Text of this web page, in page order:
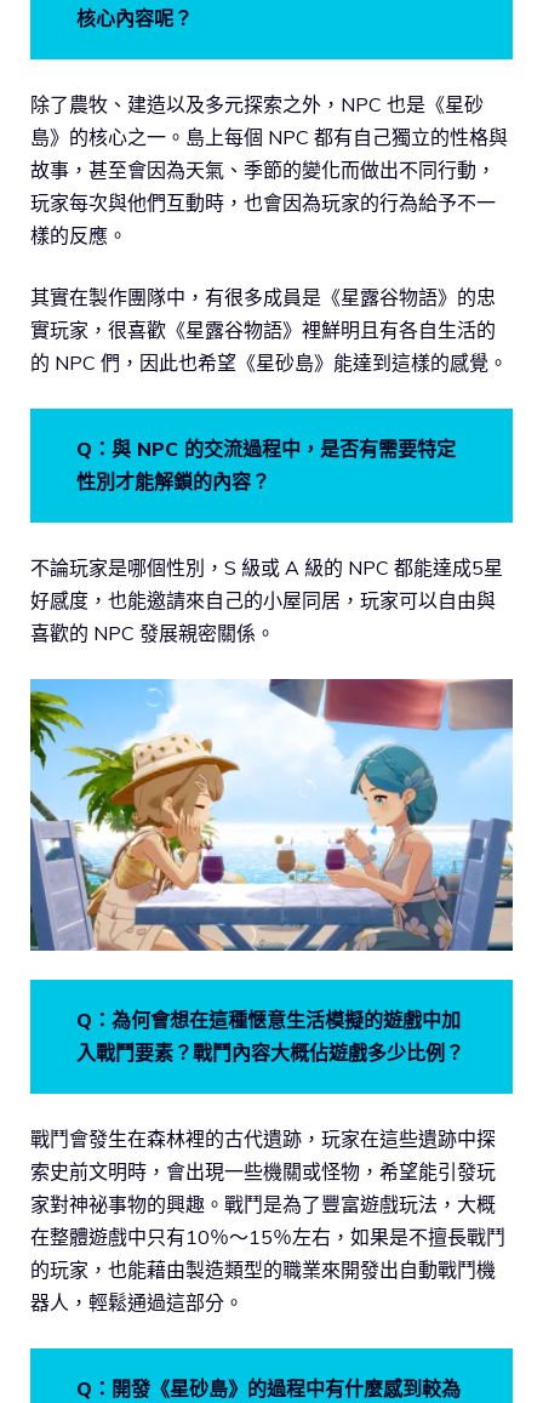
核心內容呢？
除了農牧、建造以及多元探索之外，NPC 也是《星砂
島》的核心之一。島上每個 NPC 都有自己獨立的性格與
故事，甚至會因為天氣、季節的變化而做出不同行動，
玩家每次與他們互動時，也會因為玩家的行為給予不一
樣的反應。
其實在製作團隊中，有很多成員是《星露谷物語》的忠
實玩家，很喜歡《星露谷物語》裡鮮明且有各自生活的
的 NPC 們，因此也希望《星砂島》能達到這樣的感覺。
Q：與 NPC 的交流過程中，是否有需要特定
性別才能解鎖的內容？
不論玩家是哪個性別，S 級或 A 級的 NPC 都能達成5星
好感度，也能邀請來自己的小屋同居，玩家可以自由與
喜歡的 NPC 發展親密關係。
Q：為何會想在這種愜意生活模擬的遊戲中加
入戰鬥要素？戰鬥內容大概佔遊戲多少比例？
戰鬥會發生在森林裡的古代遺跡，玩家在這些遺跡中探
索史前文明時，會出現一些機關或怪物，希望能引發玩
家對神祕事物的興趣。戰鬥是為了豐富遊戲玩法，大概
在整體遊戲中只有10％～15％左右，如果是不擅長戰鬥
的玩家，也能藉由製造類型的職業來開發出自動戰鬥機
器人，輕鬆通過這部分。
Q：開發《星砂島》的過程中有什麼感到較為